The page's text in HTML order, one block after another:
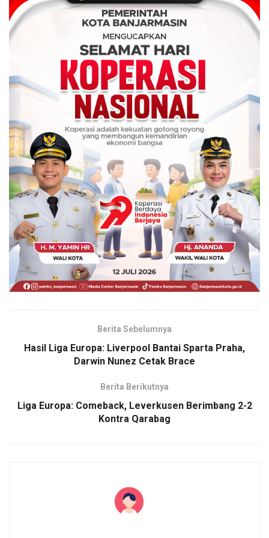
Berita Sebelumnya
Hasil Liga Europa: Liverpool Bantai Sparta Praha,
Darwin Nunez Cetak Brace
Berita Berikutnya
Liga Europa: Comeback, Leverkusen Berimbang 2-2
Kontra Qarabag